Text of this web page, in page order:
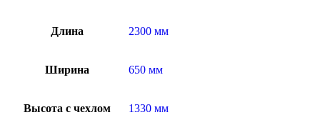
Длина 2300 мм
Ширина 650 мм
Высота с чехлом 1330 мм